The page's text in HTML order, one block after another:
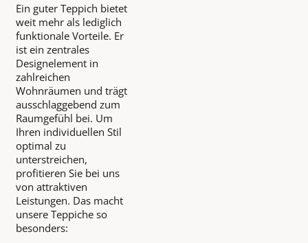
Ein guter Teppich bietet
weit mehr als lediglich
funktionale Vorteile. Er
ist ein zentrales
Designelement in
zahlreichen
Wohnräumen und trägt
ausschlaggebend zum
Raumgefühl bei. Um
Ihren individuellen Stil
optimal zu
unterstreichen,
profitieren Sie bei uns
von attraktiven
Leistungen. Das macht
unsere Teppiche so
besonders: